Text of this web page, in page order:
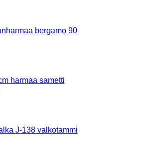
bergamo 90
harmaa sametti
J-138 valkotammi